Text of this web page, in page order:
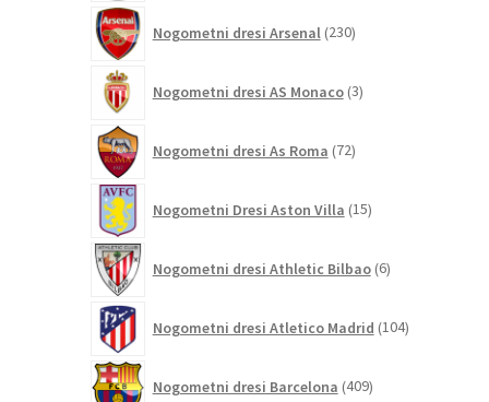
Nogometni dresi Arsenal 230izdelkov
Nogometni dresi AS Monaco 3izdelki
Nogometni dresi As Roma 72izdelkov
Nogometni Dresi Aston Villa 15izdelkov
Nogometni dresi Athletic Bilbao 6izdelkov
Nogometni dresi Atletico Madrid 104izdelki
Nogometni dresi Barcelona 409izdelkov